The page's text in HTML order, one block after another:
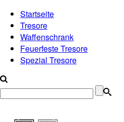
Startseite
Tresore
Waffenschrank
Feuerfeste Tresore
Spezial Tresore